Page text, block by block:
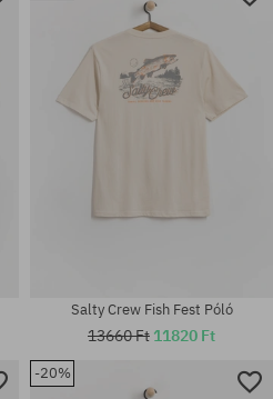
Elérhető méretek:
Salty Crew Fish Fest Póló
13660 Ft 11820 Ft
-20%